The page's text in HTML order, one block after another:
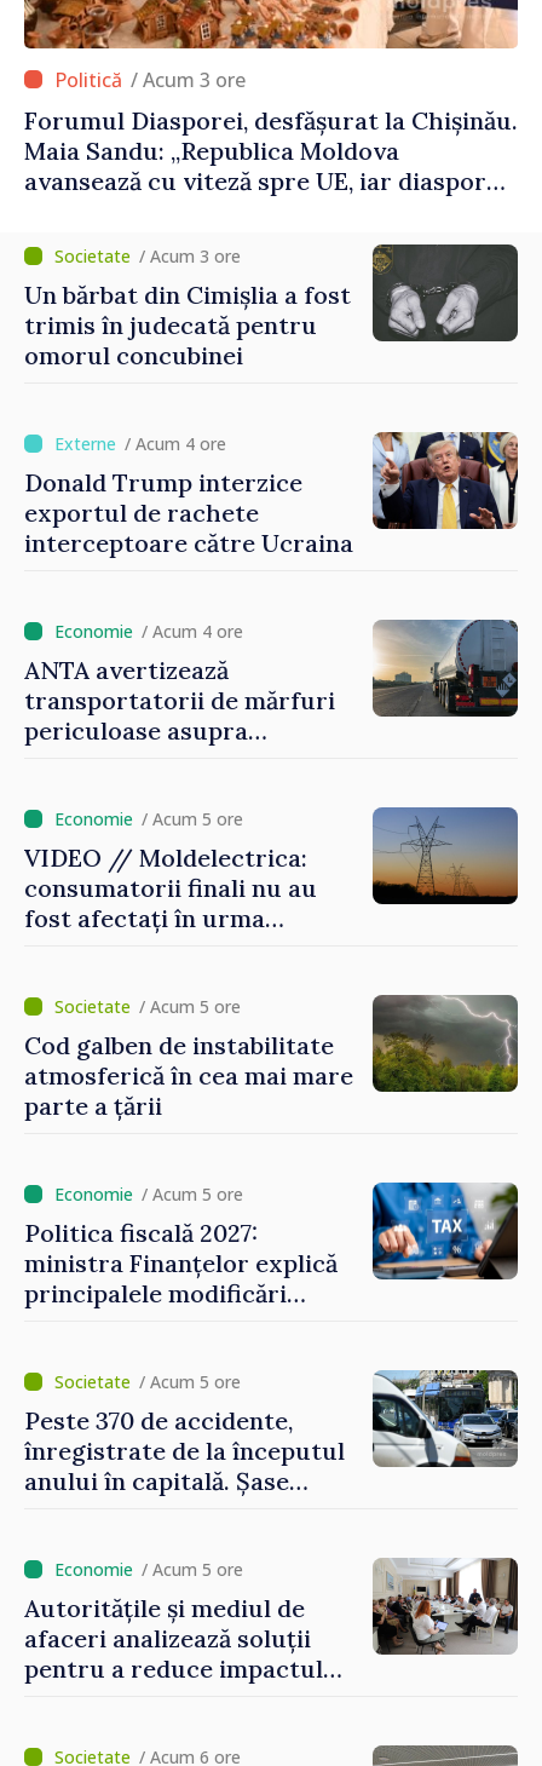
/ Acum 3 ore
Forumul Diasporei, desfășurat la Chișinău.
Maia Sandu: „Republica Moldova
avansează cu viteză spre UE, iar diaspora
promovarea și susținerea acestui
parcurs”
/ Acum 3 ore
Un bărbat din Cimișlia a fost
trimis în judecată pentru
omorul concubinei
/ Acum 4 ore
Donald Trump interzice
exportul de rachete
interceptoare către Ucraina
/ Acum 4 ore
ANTA avertizează
transportatorii de mărfuri
periculoase asupra
/ Acum 5 ore
VIDEO // Moldelectrica:
consumatorii finali nu au
fost afectați în urma
reparație vor fi efectuate în
regim prioritar
/ Acum 5 ore
Cod galben de instabilitate
atmosferică în cea mai mare
parte a țării
/ Acum 5 ore
Politica fiscală 2027:
ministra Finanțelor explică
principalele modificări
locale și rutiere
/ Acum 5 ore
Peste 370 de accidente,
înregistrate de la începutul
anului în capitală. Șase
/ Acum 5 ore
Autoritățile și mediul de
afaceri analizează soluții
pentru a reduce impactul
/ Acum 6 ore